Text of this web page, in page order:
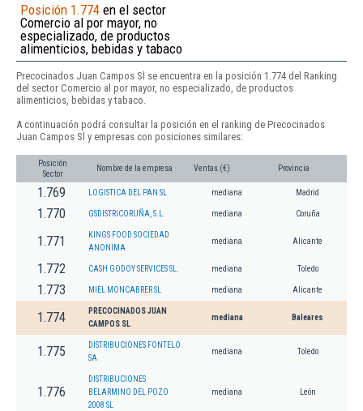
Posición 1.774 en el sector
Comercio al por mayor, no
especializado, de productos
alimenticios, bebidas y tabaco
Precocinados Juan Campos Sl se encuentra en la posición 1.774 del Ranking
del sector Comercio al por mayor, no especializado, de productos
alimenticios, bebidas y tabaco.
A continuación podrá consultar la posición en el ranking de Precocinados
Juan Campos Sl y empresas con posiciones similares:
Posición
Sector
Nombre de la empresa Ventas (€) Provincia
1.769 LOGISTICA DEL PAN SL mediana Madrid
1.770 GSDISTRICORUÑA, S.L. mediana Coruña
1.771
KINGS FOOD SOCIEDAD
ANONIMA
mediana Alicante
1.772 CASH GODOY SERVICES SL. mediana Toledo
1.773 MIEL MONCABRER SL mediana Alicante
1.774
PRECOCINADOS JUAN
CAMPOS SL
mediana Baleares
1.775
DISTRIBUCIONES FONTELO
SA
mediana Toledo
1.776
DISTRIBUCIONES
BELARMINO DEL POZO
2008 SL
mediana León